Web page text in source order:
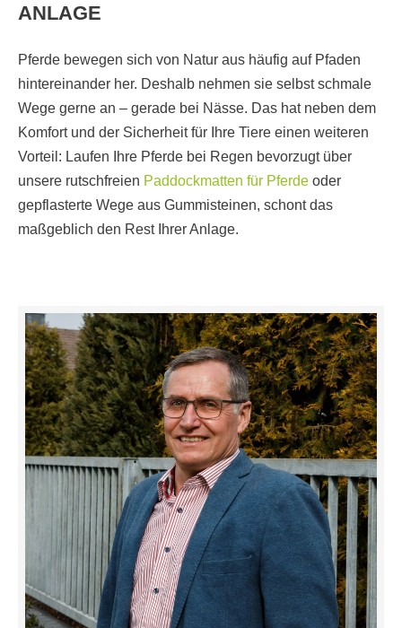
ANLAGE
Pferde bewegen sich von Natur aus häufig auf Pfaden
hintereinander her. Deshalb nehmen sie selbst schmale
Wege gerne an – gerade bei Nässe. Das hat neben dem
Komfort und der Sicherheit für Ihre Tiere einen weiteren
Vorteil: Laufen Ihre Pferde bei Regen bevorzugt über
unsere rutschfreien Paddockmatten für Pferde oder
gepflasterte Wege aus Gummisteinen, schont das
maßgeblich den Rest Ihrer Anlage.